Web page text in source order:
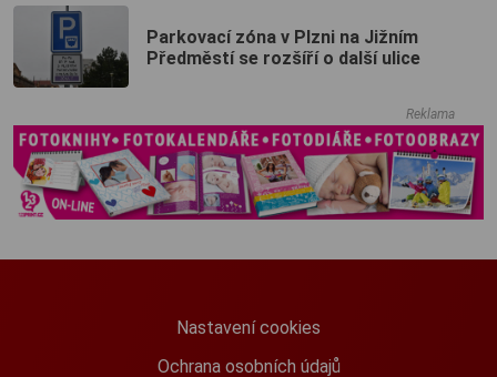
Parkovací zóna v Plzni na Jižním
Předměstí se rozšíří o další ulice
Reklama
Nastavení cookies
Ochrana osobních údajů